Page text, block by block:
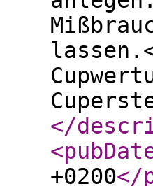
</
+0200</